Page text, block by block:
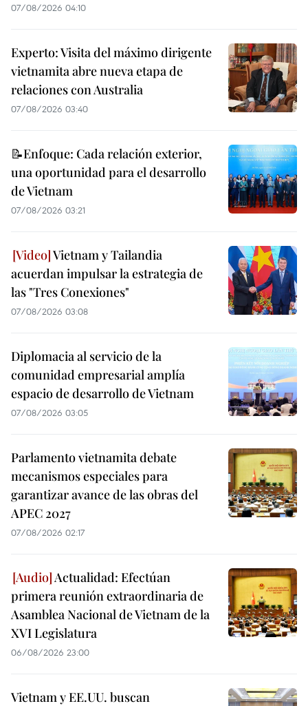
07/08/2026 04:10
Experto: Visita del máximo dirigente
vietnamita abre nueva etapa de
relaciones con Australia
07/08/2026 03:40
📝Enfoque: Cada relación exterior,
una oportunidad para el desarrollo
de Vietnam
07/08/2026 03:21
Vietnam y Tailandia
acuerdan impulsar la estrategia de
las "Tres Conexiones"
07/08/2026 03:08
Diplomacia al servicio de la
comunidad empresarial amplía
espacio de desarrollo de Vietnam
07/08/2026 03:05
Parlamento vietnamita debate
mecanismos especiales para
garantizar avance de las obras del
APEC 2027
07/08/2026 02:17
Actualidad: Efectúan
primera reunión extraordinaria de
Asamblea Nacional de Vietnam de la
XVI Legislatura
06/08/2026 23:00
Vietnam y EE.UU. buscan